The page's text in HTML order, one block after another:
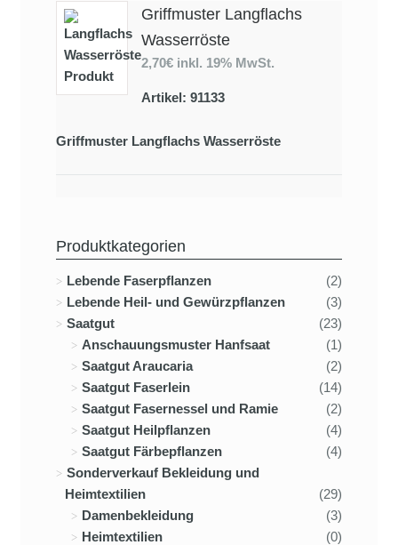
Griffmuster Langflachs
Wasserröste
2,70€ inkl. 19% MwSt.
Artikel: 91133
Griffmuster Langflachs Wasserröste
Produktkategorien
Lebende Faserpflanzen
(2)
Lebende Heil- und Gewürzpflanzen
(3)
Saatgut
(23)
Anschauungsmuster Hanfsaat
(1)
Saatgut Araucaria
(2)
Saatgut Faserlein
(14)
Saatgut Fasernessel und Ramie
(2)
Saatgut Heilpflanzen
(4)
Saatgut Färbepflanzen
(4)
Sonderverkauf Bekleidung und
Heimtextilien
(29)
Damenbekleidung
(3)
Heimtextilien
(0)